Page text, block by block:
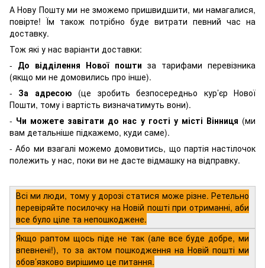
А Нову Пошту ми не зможемо пришвидшити, ми намагалися,
повірте! Їм також потрібно буде витрати певний час на
доставку.
Тож які у нас варіанти доставки:
- До відділення Нової пошти за тарифами перевізника
(якщо ми не домовились про інше).
- За адресою (це зробить безпосередньо кур’єр Нової
Пошти, тому і вартість визначатимуть вони).
- Чи можете завітати до нас у гості у місті Вінниця (ми
вам детальніше підкажемо, куди саме).
- Або ми взагалі можемо домовитись, що партія настілочок
полежить у нас, поки ви не дасте відмашку на відправку.
Всі ми люди, тому у дорозі статися може різне. Ретельно
перевіряйте посилочку на Новій пошті при отриманні, аби
все було ціле та непошкоджене.
Якщо раптом щось піде не так (але все буде добре, ми
впевнені!), то за актом пошкодження на Новій пошті ми
обов’язково вирішимо це питання.